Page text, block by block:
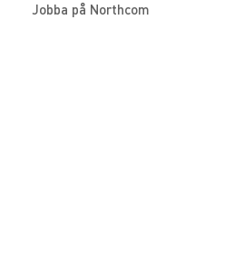
Panasonic
VHF Group
Jobba på Northcom